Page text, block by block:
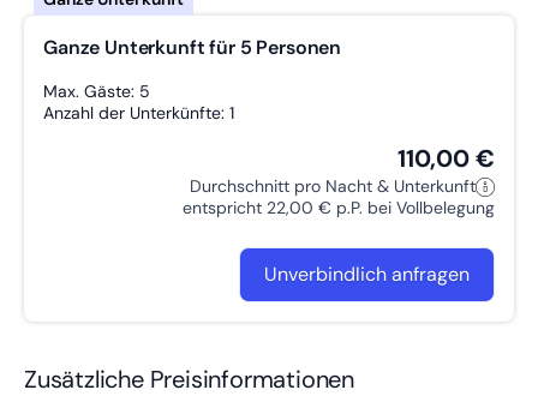
Ganze Unterkunft für 5 Personen
Max. Gäste: 5
Anzahl der Unterkünfte: 1
110,00 €
Durchschnitt pro Nacht & Unterkunft
entspricht 22,00 € p.P. bei Vollbelegung
Unverbindlich anfragen
Zusätzliche Preisinformationen